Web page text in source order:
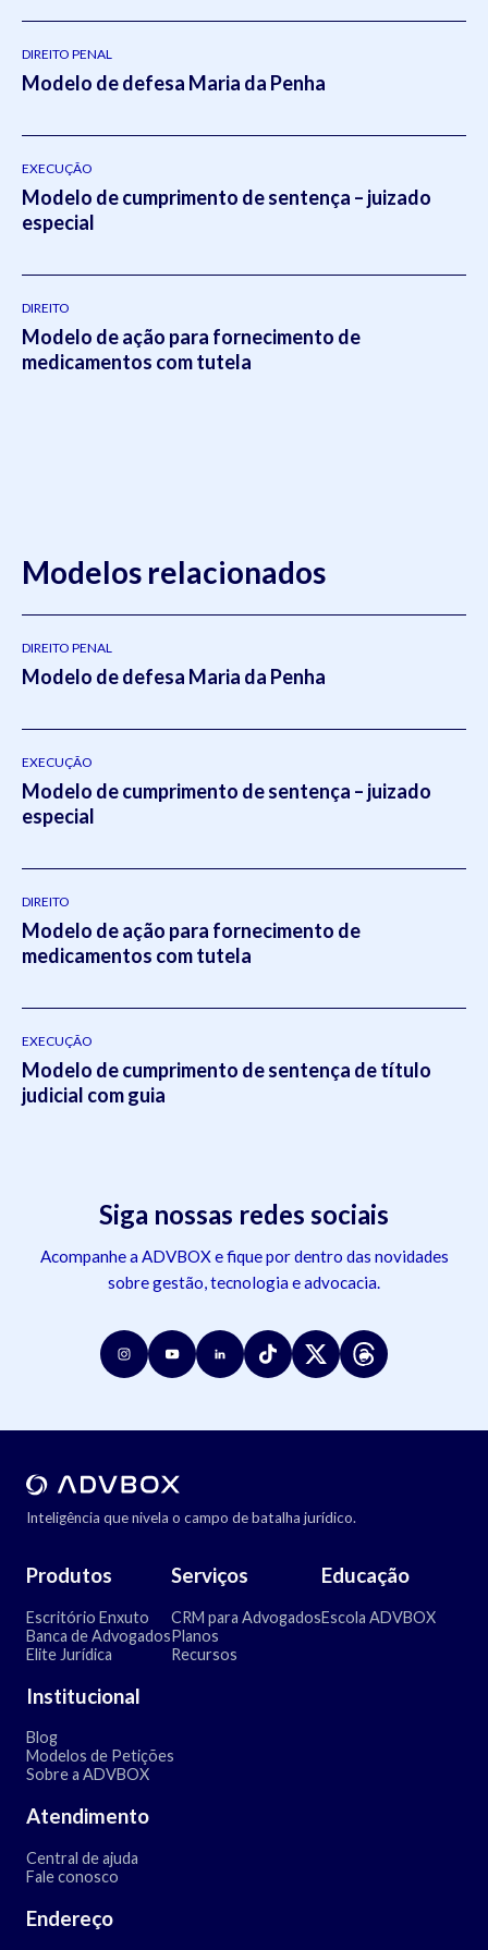
2014).Atua como um dos principais gestores da Koetz
Advocacia, realizando a supervisão e liderança em todos os
intitulado:Otimizado - O escritório como empresa escalável
pela editora
DIREITO PENAL
Modelo de defesa Maria da Penha
EXECUÇÃO
Modelo de cumprimento de sentença – juizado
especial
DIREITO
Modelo de ação para fornecimento de
medicamentos com tutela
Modelos relacionados
DIREITO PENAL
Modelo de defesa Maria da Penha
EXECUÇÃO
Modelo de cumprimento de sentença – juizado
especial
DIREITO
Modelo de ação para fornecimento de
medicamentos com tutela
EXECUÇÃO
Modelo de cumprimento de sentença de título
judicial com guia
Siga nossas redes sociais
Acompanhe a ADVBOX e fique por dentro das novidades
sobre gestão, tecnologia e advocacia.
Inteligência que nivela o campo de batalha jurídico.
Produtos
Escritório Enxuto
Banca de Advogados
Elite Jurídica
Serviços
CRM para Advogados
Planos
Recursos
Educação
Escola ADVBOX
Institucional
Blog
Modelos de Petições
Sobre a ADVBOX
Atendimento
Central de ajuda
Fale conosco
Endereço